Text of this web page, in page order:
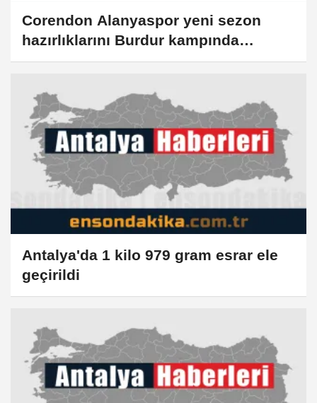
Corendon Alanyaspor yeni sezon
hazırlıklarını Burdur kampında
sürdürüyor
Antalya'da 1 kilo 979 gram esrar ele
geçirildi